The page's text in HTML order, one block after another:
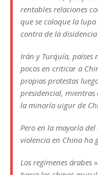
rentables relaciones
que se coloque la
contra de la
Irán y Turquía, países
pocos en criticar a
propias protestas
presidencial, mientras
la minoría uigur de
Pero en la mayoría
violencia en China ha
Los regímenes árabes